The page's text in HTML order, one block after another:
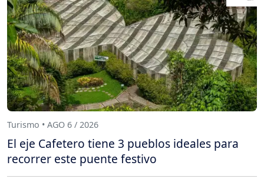
Turismo • AGO 6 / 2026
El eje Cafetero tiene 3 pueblos ideales para
recorrer este puente festivo